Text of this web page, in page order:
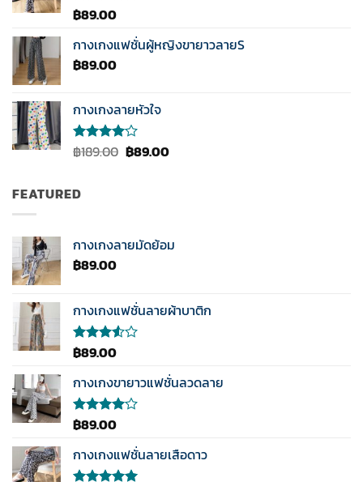
ให้คะแนน
คะแนน
฿89.00
กางเกงแฟชั่นผู้หญิงขายาวลายS
฿89.00
กางเกงลายหัวใจ
ให้
ตั้งแต่ 1-
5
฿189.00 Original
฿89.00Current
FEATURED
กางเกงลายมัดย้อม
฿89.00
กางเกงแฟชั่นลายผ้าบาติก
ให้
ตั้งแต่
1-5
฿89.00
กางเกงขายาวแฟชั่นลวดลาย
ให้
ตั้งแต่ 1-
5
฿89.00
กางเกงแฟชั่นลายเสือดาว